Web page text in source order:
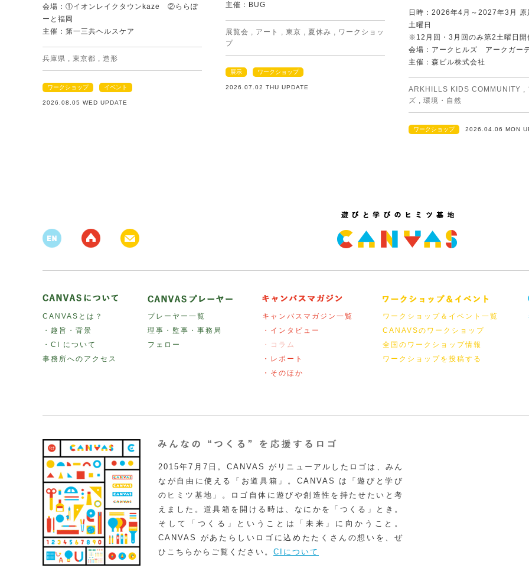
会場：①イオンレイクタウンkaze ②ららぽ
ーと福岡
主催：第一三共ヘルスケア
兵庫県 , 東京都 , 造形
ワークショップ イベント
2026.08.05 WED UPDATE
主催：BUG
展覧会 , アート , 東京 , 夏休み , ワークショッ
プ
展示 ワークショップ
2026.07.02 THU UPDATE
日時：2026年4月～2027年3月 原
土曜日
※12月回・3月回のみ第2土曜日開
会場：アークヒルズ アークガー
主催：森ビル株式会社
ARKHILLS KIDS COMMUNITY ,
ズ , 環境・自然
ワークショップ 2026.04.06 MON
CANVASとは？
・趣旨・背景
・CI について
事務所へのアクセス
プレーヤー一覧
理事・監事・事務局
フェロー
キャンバスマガジン一覧
・インタビュー
・コラム
・レポート
・そのほか
ワークショップ＆イベント一覧
CANAVSのワークショップ
全国のワークショップ情報
ワークショップを投稿する
2015年7月7日。CANVAS がリニューアルしたロゴは、みん
なが自由に使える「お道具箱」。CANVAS は「遊びと学び
のヒミツ基地」。ロゴ自体に遊びや創造性を持たせたいと考
えました。道具箱を開ける時は、なにかを「つくる」とき。
そして「つくる」ということは「未来」に向かうこと。
CANVAS があたらしいロゴに込めたたくさんの想いを、ぜ
ひこちらからご覧ください。 CIについて